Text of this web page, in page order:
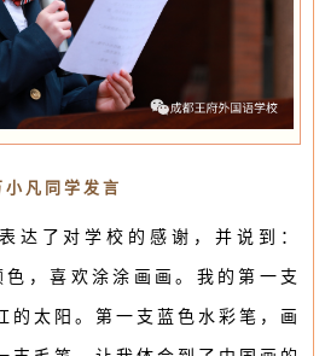
小凡同学发言
达了对学校的感谢，并说到：
，喜欢涂涂画画。 我的第一支
的太阳。第一支蓝色水彩笔，画